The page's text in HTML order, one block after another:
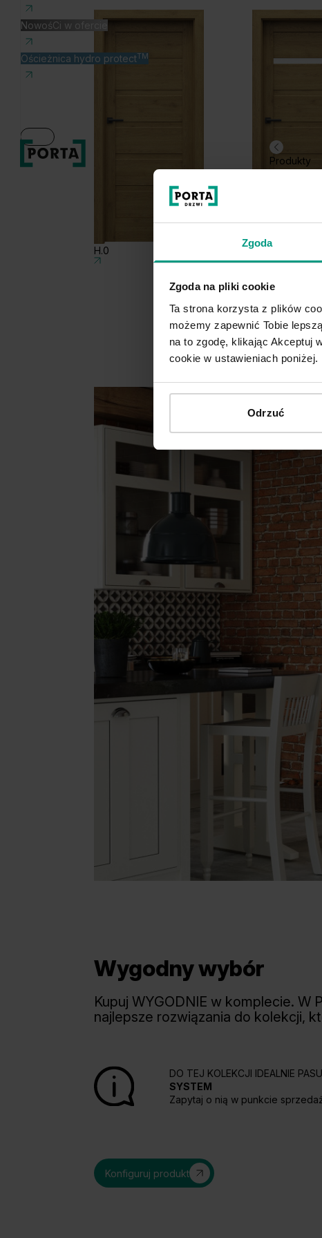
Zgoda
Zgoda na pliki cookie
Ta strona korzysta z plików
możemy zapewnić Tobie
na to zgodę, klikając Akceptuj
cookie w ustawieniach poniżej.
Odrzuć
NowośCi w ofercie
Ościeżnica hydro protectTM
Produkty
H.0 H.1
Wygodny wybór
Kupuj WYGODNIE w komplecie. W
najlepsze rozwiązania do kolekcji,
DO TEJ KOLEKCJI IDEALNIE
SYSTEM
Zapytaj o nią w punkcie
Konfiguruj produkt